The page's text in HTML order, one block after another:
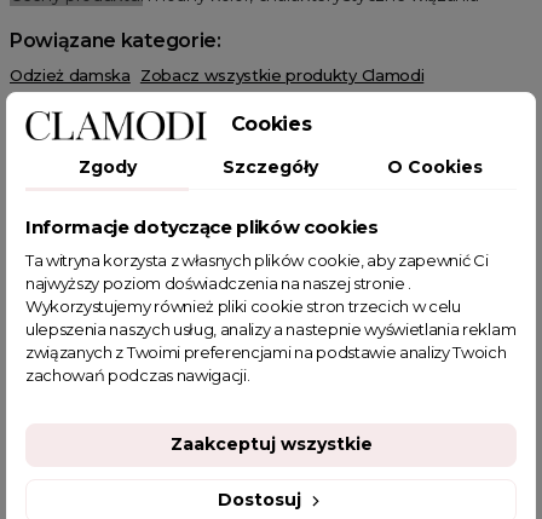
Powiązane kategorie:
Odzież damska
Zobacz wszystkie produkty Clamodi
Summer sale Wielka wyprzedaż SUMMER
Różowy Październik
POWIĄZANE TAGI
top krótki top na lato różowy top
różowy muślinowy top
Bluzka z odkrytymi ramionami
Cookies
Zgody Szczegóły O Cookies
Informacje dotyczące plików cookies
Ta witryna korzysta z własnych plików cookie, aby zapewnić Ci
najwyższy poziom doświadczenia na naszej stronie .
Wykorzystujemy również pliki cookie stron trzecich w celu
ulepszenia naszych usług, analizy a nastepnie wyświetlania reklam
związanych z Twoimi preferencjami na podstawie analizy Twoich
zachowań podczas nawigacji.
Dostosuj
Zaakceptuj wszystkie